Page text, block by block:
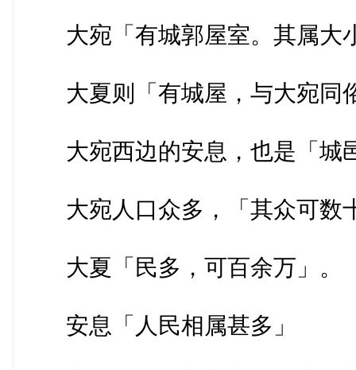
大宛「有城郭屋室。其属大
大夏则「有城屋，与大宛同
大宛西边的安息，也是「城
大宛人口众多，「其众可数
大夏「民多，可百余万」。
安息「人民相属甚多」